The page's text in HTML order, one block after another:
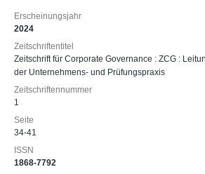
Erscheinungsjahr
2024
Zeitschriftentitel
Zeitschrift für Corporate Governance : ZCG :
der Unternehmens- und Prüfungspraxis
Zeitschriftennummer
1
Seite
34-41
ISSN
1868-7792